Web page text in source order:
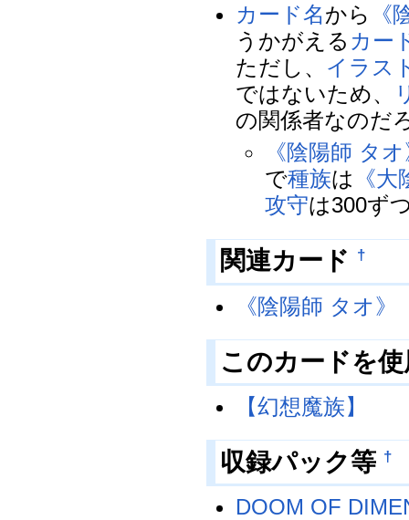
カード名から
《
うかがえる カー
ただし、 イラス
ではないため、
の関係者なのだ
《陰陽師 タ
で種族は 《
攻守は300ず
関連カード †
《陰陽師 タオ》
このカードを
【幻想魔族】
収録パック等 †
DOOM OF